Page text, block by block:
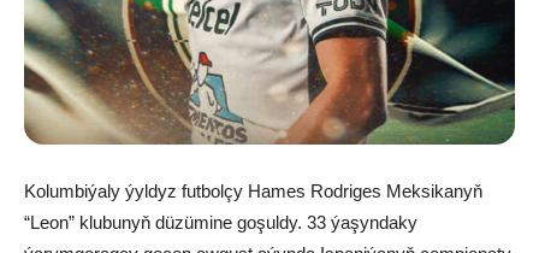
Kolumbiýaly ýyldyz futbolçy Hames Rodriges Meksikanyň
“Leon” klubunyň düzümine goşuldy. 33 ýaşyndaky